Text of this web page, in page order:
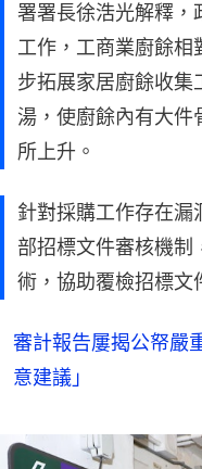
署署長徐浩光解釋，
工作，工商業廚餘相
步拓展家居廚餘收集
湯，使廚餘內有大件
所上升。
針對採購工作存在漏
部招標文件審核機制
術，協助覆檢招標文
審計報告屢揭公帑嚴
意建議」